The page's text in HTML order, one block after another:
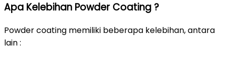
Apa Kelebihan Powder Coating ?
Powder coating memiliki beberapa kelebihan, antara
lain :